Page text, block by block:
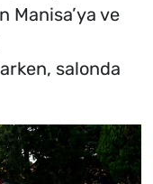
Manisa’ya ve
salonda